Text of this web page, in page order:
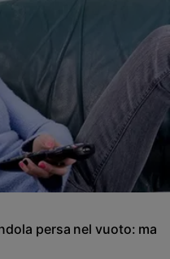
persa nel vuoto: ma